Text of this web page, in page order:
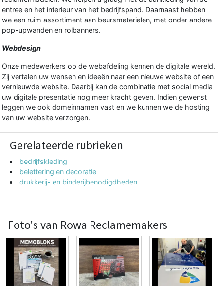
entree en het interieur van het bedrijfspand. Daarnaast hebben
we een ruim assortiment aan beursmaterialen, met onder andere
pop-upwanden en rolbanners.
Webdesign
Onze medewerkers op de webafdeling kennen de digitale wereld.
Zij vertalen uw wensen en ideeën naar een nieuwe website of een
vernieuwde website. Daarbij kan de combinatie met social media
uw digitale presentatie nog meer kracht geven. Indien gewenst
leggen we ook domeinnamen vast en we kunnen we de hosting
van uw website verzorgen.
Gerelateerde rubrieken
bedrijfskleding
belettering en decoratie
drukkerij- en binderijbenodigdheden
Foto's van Rowa Reclamemakers